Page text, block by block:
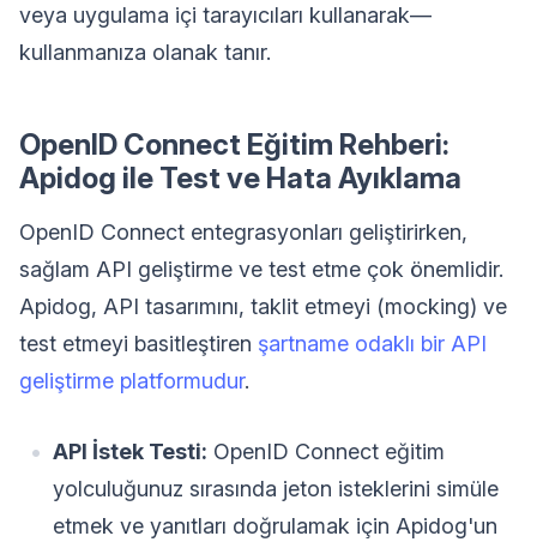
veya uygulama içi tarayıcıları kullanarak—
kullanmanıza olanak tanır.
OpenID Connect Eğitim Rehberi:
Apidog ile Test ve Hata Ayıklama
OpenID Connect entegrasyonları geliştirirken,
sağlam API geliştirme ve test etme çok önemlidir.
Apidog, API tasarımını, taklit etmeyi (mocking) ve
test etmeyi basitleştiren şartname odaklı bir API
geliştirme platformudur.
API İstek Testi: OpenID Connect eğitim
yolculuğunuz sırasında jeton isteklerini simüle
etmek ve yanıtları doğrulamak için Apidog'un